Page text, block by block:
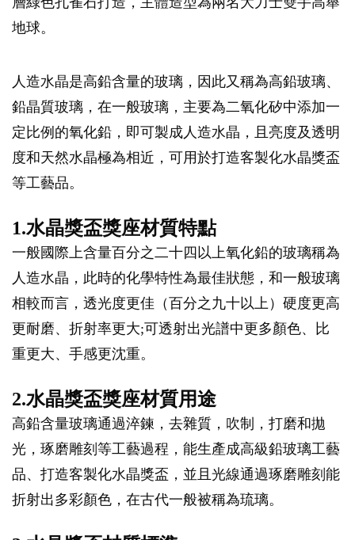
地球。
人造水晶是高鉛含量的玻璃，因此又稱為高鉛玻璃、
鉛晶質玻璃，在一般玻璃，主要為二氧化矽中添加一
定比例的氧化鉛，即可製成人造水晶，且亮度及透明
度和天然水晶極為相近，可用於打造客製化水晶獎盃
等工藝品。
1.水晶獎盃獎座材質特點
一般國際上含量百分之二十四以上氧化鉛的玻璃稱為
人造水晶，此時的化學特性為最佳狀態，和一般玻璃
相較而言，透光度更佳（百分之九十以上）硬度更高
更耐磨、折射率更大;可透射出光譜中更多顏色、比
重更大、手感更沈重。
2.水晶獎盃獎座材質用途
高鉛含量玻璃通過淬鍊，去雜質，吹制，打磨和拋
光，琢磨雕刻等工藝過程，能生產成高級鉛玻璃工藝
品、打造客製化水晶獎盃，並且光線通過琢磨雕刻能
折射出多彩顏色，在古代一般被稱為琉璃。